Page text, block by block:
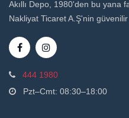
Akıllı Depo, 1980'den bu yana
Nakliyat Ticaret A.Ş'nin güvenilir
444 1980
Pzt–Cmt: 08:30–18:00